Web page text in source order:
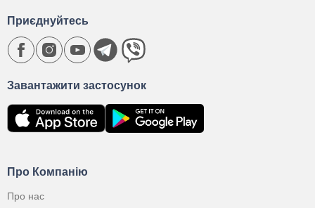
Про Компанію
Про нас
Завантажити застосунок
Приєднуйтесь